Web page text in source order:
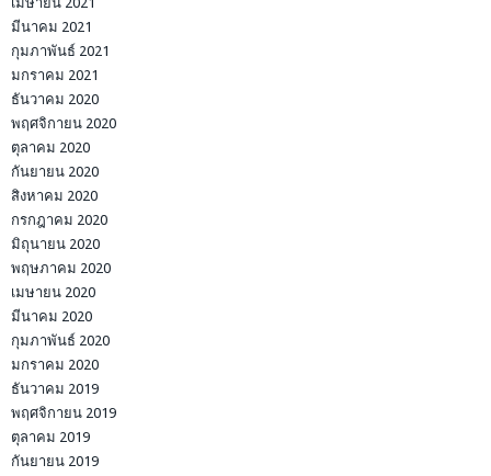
มีนาคม 2021
กุมภาพันธ์ 2021
มกราคม 2021
ธันวาคม 2020
พฤศจิกายน 2020
ตุลาคม 2020
กันยายน 2020
สิงหาคม 2020
กรกฎาคม 2020
มิถุนายน 2020
พฤษภาคม 2020
เมษายน 2020
มีนาคม 2020
กุมภาพันธ์ 2020
มกราคม 2020
ธันวาคม 2019
พฤศจิกายน 2019
ตุลาคม 2019
กันยายน 2019